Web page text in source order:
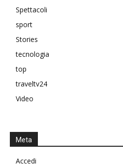
Spettacoli
sport
Stories
tecnologia
top
traveltv24
Video
Meta
Accedi